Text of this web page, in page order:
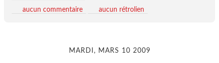
aucun commentaire
aucun rétrolien
MARDI, MARS 10 2009